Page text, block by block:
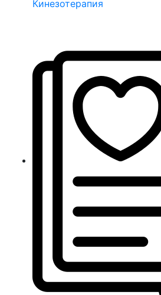
Кинезотерапия